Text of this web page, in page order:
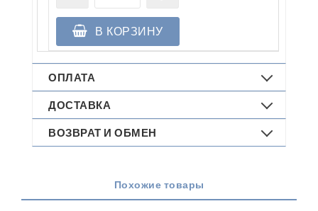
В КОРЗИНУ
ОПЛАТА
ДОСТАВКА
ВОЗВРАТ И ОБМЕН
Похожие товары